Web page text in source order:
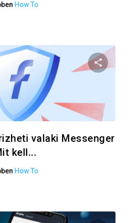
How To
valaki Messenger
kell...
How To